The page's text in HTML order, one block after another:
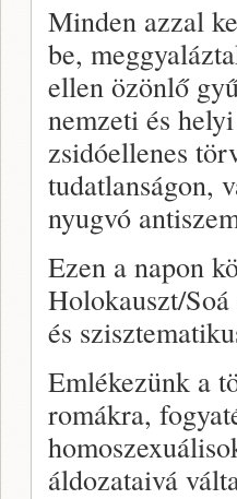
Minden azzal
be,
ellen özönlő
nemzeti és
zsidóellenes
tudatlanságon,
nyugvó
Ezen a napon
Holokauszt/
és
Emlékezünk a
romákra,
áldozataivá